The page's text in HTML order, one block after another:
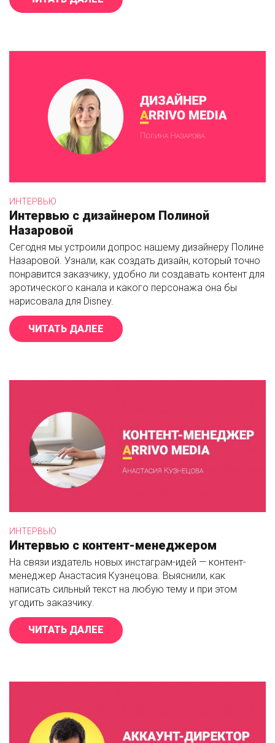
ИНТЕРВЬЮ
Интервью с дизайнером Полиной
Назаровой
Сегодня мы устроили допрос нашему дизайнеру Полине
Назаровой. Узнали, как создать дизайн, который точно
понравится заказчику, удобно ли создавать контент для
эротического канала и какого персонажа она бы
нарисовала для Disney.
ЧИТАТЬ ДАЛЕЕ «ИНТЕРВЬЮ С ДИЗАЙНЕРОМ
ИНТЕРВЬЮ
Интервью с контент-менеджером
На связи издатель новых инстаграм-идей — контент-
менеджер Анастасия Кузнецова. Выяснили, как
написать сильный текст на любую тему и при этом
угодить заказчику.
ЧИТАТЬ ДАЛЕЕ «ИНТЕРВЬЮ С КОНТЕНТ-